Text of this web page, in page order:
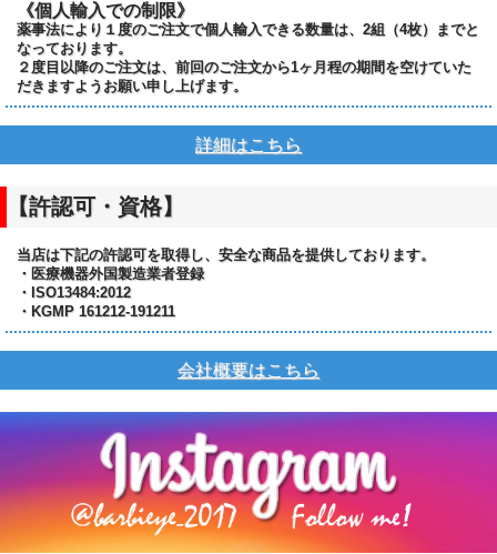
《個人輸入での制限》
薬事法により１度のご注文で個人輸入できる数量は、2組（4枚）までと
なっております。
２度目以降のご注文は、前回のご注文から1ヶ月程の期間を空けていた
だきますようお願い申し上げます。
詳細はこちら
【許認可・資格】
当店は下記の許認可を取得し、安全な商品を提供しております。
・医療機器外国製造業者登録
・ISO13484:2012
・KGMP 161212-191211
会社概要はこちら